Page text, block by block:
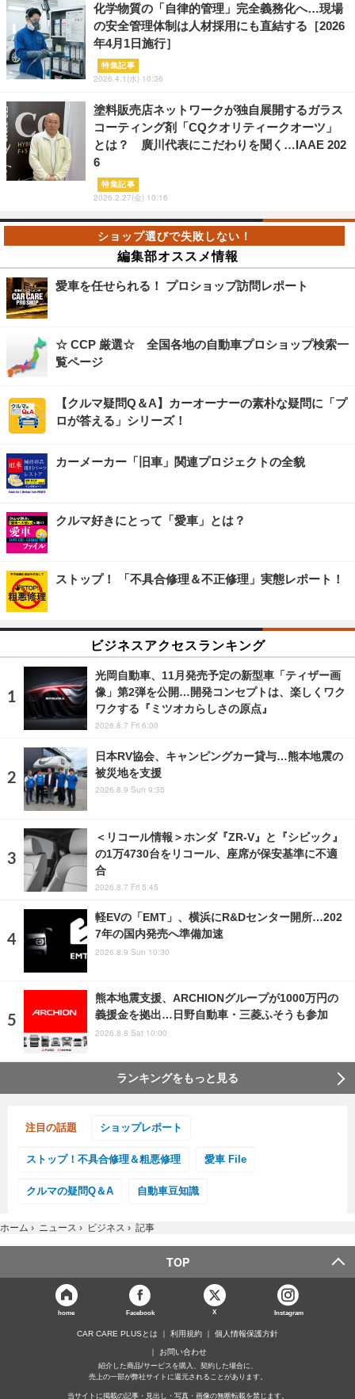
化学物質の「自律的管理」完全義務化へ…現場
の安全管理体制は人材採用にも直結する［2026
年4月1日施行］
特集記事
2026.4.1(水) 10:36
塗料販売店ネットワークが独自展開するガラス
コーティング剤「CQクオリティークオーツ」
とは？ 廣川代表にこだわりを聞く…IAAE 202
6
特集記事
2026.2.27(金) 10:16
編集部オススメ情報
愛車を任せられる！ プロショップ訪問レポート
☆ CCP 厳選☆ 全国各地の自動車プロショップ検索一
覧ページ
【クルマ疑問Q＆A】カーオーナーの素朴な疑問に「プ
ロが答える」シリーズ！
カーメーカー「旧車」関連プロジェクトの全貌
クルマ好きにとって「愛車」とは？
ストップ！ 「不具合修理＆不正修理」実態レポート！
ビジネスアクセスランキング
光岡自動車、11月発売予定の新型車「ティザー画
像」第2弾を公開…開発コンセプトは、楽しくワク
ワクする『ミツオカらしさの原点』
2026.8.7 Fri 6:00
日本RV協会、キャンピングカー貸与…熊本地震の
被災地を支援
2026.8.9 Sun 9:35
＜リコール情報＞ホンダ『ZR-V』と『シビック』
の1万4730台をリコール、座席が保安基準に不適
合
2026.8.7 Fri 5:45
軽EVの「EMT」、横浜にR&Dセンター開所…202
7年の国内発売へ準備加速
2026.8.9 Sun 10:30
熊本地震支援、ARCHIONグループが1000万円の
義援金を拠出…日野自動車・三菱ふそうも参加
2026.8.8 Sat 10:00
ランキングをもっと見る
注目の話題 ショップレポート
ストップ！不具合修理＆粗悪修理 愛車 File
クルマの疑問Q＆A 自動車豆知識
ホーム › ニュース › ビジネス › 記事
TOP
home Facebook X Instagram
CAR CARE PLUSとは 利用規約 個人情報保護方針
お問い合わせ
紹介した商品/サービスを購入、契約した場合に、
売上の一部が弊社サイトに還元されることがあります。
当サイトに掲載の記事・見出し・写真・画像の無断転載を禁じます。